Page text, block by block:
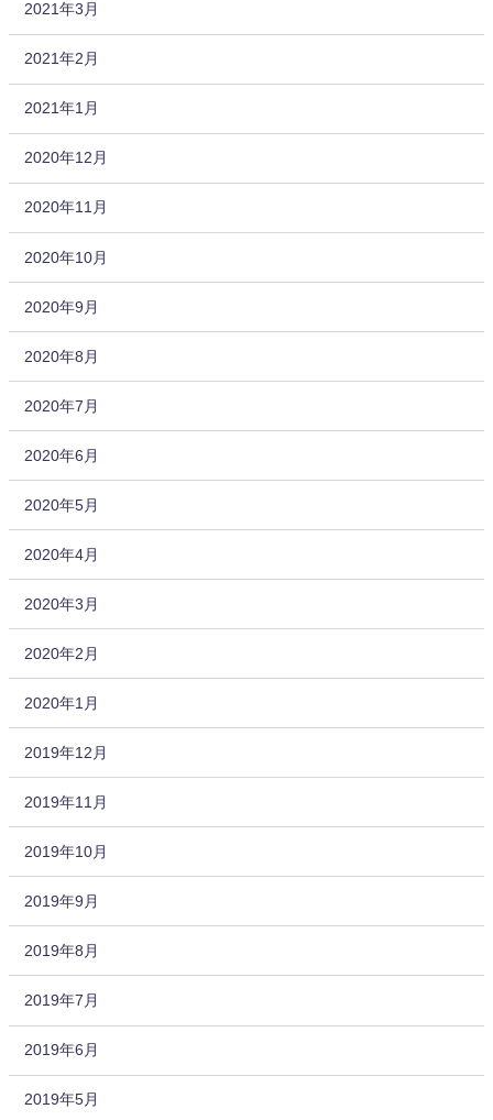
2021年3月
2021年2月
2021年1月
2020年12月
2020年11月
2020年10月
2020年9月
2020年8月
2020年7月
2020年6月
2020年5月
2020年4月
2020年3月
2020年2月
2020年1月
2019年12月
2019年11月
2019年10月
2019年9月
2019年8月
2019年7月
2019年6月
2019年5月